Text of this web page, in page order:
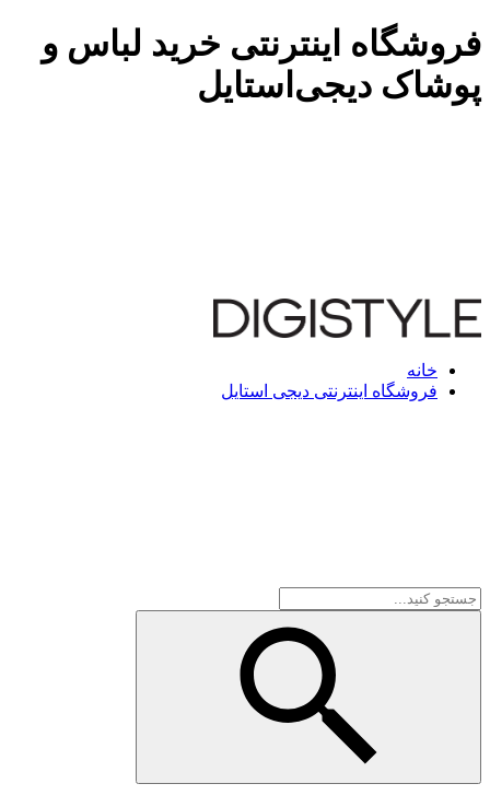
فروشگاه اینترنتی خرید لباس و
پوشاک دیجی‌استایل
خانه
فروشگاه اینترنتی دیجی استایل